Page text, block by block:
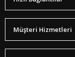
Müşteri Hizmetleri